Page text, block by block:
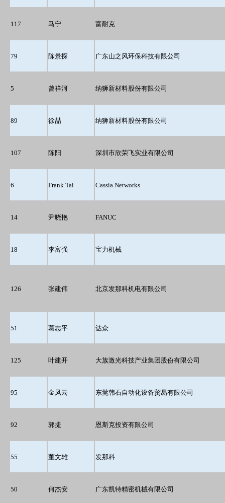
117 马宁 富耐克
79 陈景探 广东山之风环保科技有限公司
5 曾祥河 纳狮新材料股份有限公司
89 徐喆 纳狮新材料股份有限公司
107 陈阳 深圳市欣荣飞实业有限公司
6 Frank Tai Cassia Networks
14 尹晓艳 FANUC
18 李富强 宝力机械
126 张建伟 北京发那科机电有限公司
51 葛志平 达众
125 叶建开 大族激光科技产业集团股份有限公司
95 金凤云 东莞韩石自动化设备贸易有限公司
92 郭捷 恩斯克投资有限公司
55 董文雄 发那科
50 何杰安 广东凯特精密机械有限公司